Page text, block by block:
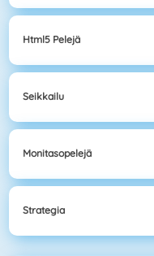
Html5 Pelejä
Seikkailu
Monitasopelejä
Strategia